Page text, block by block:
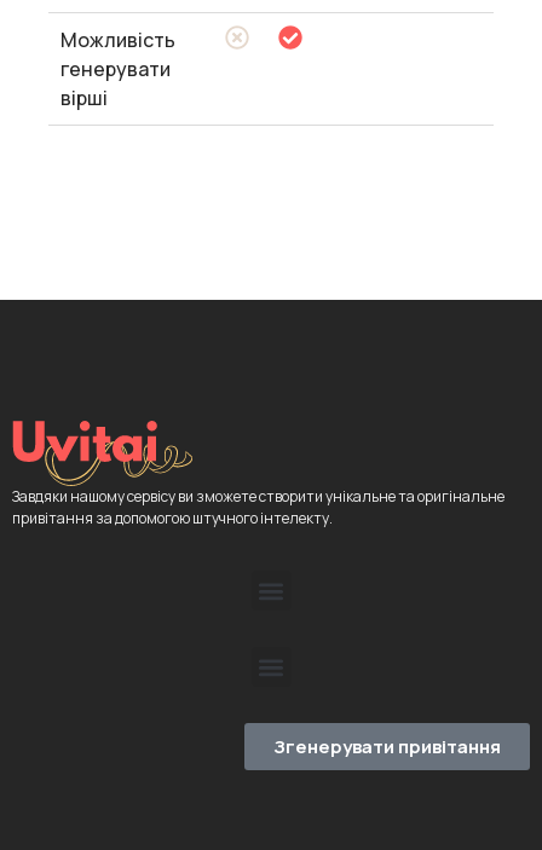
Можливість
генерувати
вірші
Завдяки нашому сервісу ви зможете створити унікальне та оригінальне
привітання за допомогою штучного інтелекту.
Згенерувати привітання